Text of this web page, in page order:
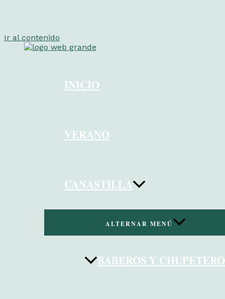
Ir al contenido
INICIO
VERANO
CANASTILLA
ALTERNAR MENÚ
BABEROS Y